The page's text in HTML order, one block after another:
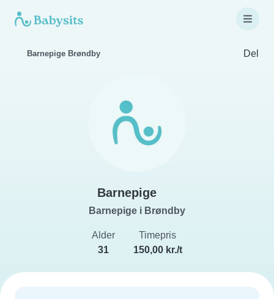
Barnepige Brøndby Del
Barnepige
Barnepige i Brøndby
Alder
31
Timepris
150,00 kr./t